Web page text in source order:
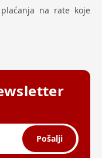
na rate koje
Pošalji